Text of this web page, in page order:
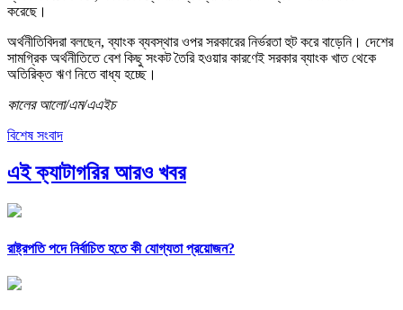
করেছে।
অর্থনীতিবিদরা বলছেন, ব্যাংক ব্যবস্থার ওপর সরকারের নির্ভরতা হুট করে বাড়েনি। দেশের
সামগ্রিক অর্থনীতিতে বেশ কিছু সংকট তৈরি হওয়ার কারণেই সরকার ব্যাংক খাত থেকে
অতিরিক্ত ঋণ নিতে বাধ্য হচ্ছে।
কালের আলো/এম/এএইচ
বিশেষ সংবাদ
এই ক্যাটাগরির আরও খবর
রাষ্ট্রপতি পদে নির্বাচিত হতে কী যোগ্যতা প্রয়োজন?